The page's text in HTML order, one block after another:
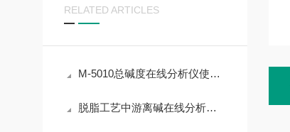
RELATED ARTICLES
M-5010总碱度在线分析仪使用场景和功能特点
脱脂工艺中游离碱在线分析仪的工作原理